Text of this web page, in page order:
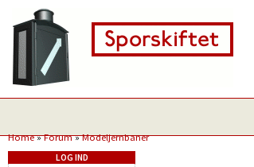
Home»Forum»Modeljernbaner
LOG IND